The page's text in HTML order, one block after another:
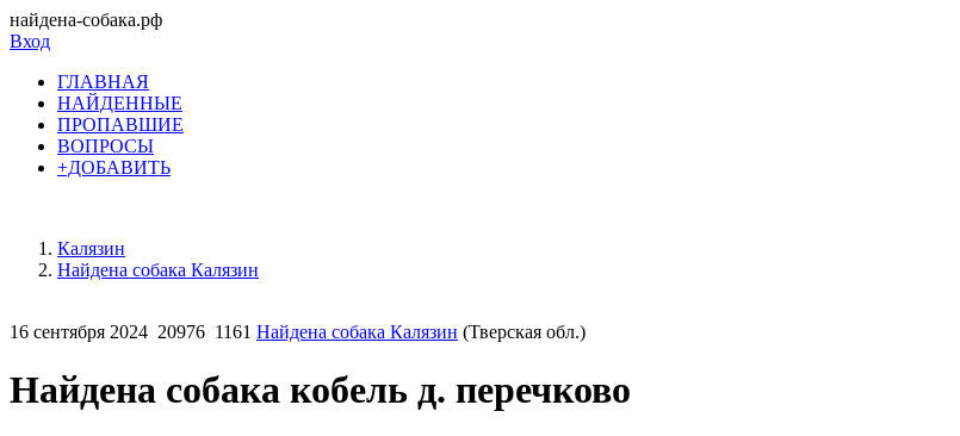
найдена-собака.рф
Вход
ГЛАВНАЯ
НАЙДЕННЫЕ
ПРОПАВШИЕ
ВОПРОСЫ
+ДОБАВИТЬ
Калязин
Найдена собака Калязин
16 сентября 2024 20976 1161 Найдена собака Калязин (Тверская обл.)
Найдена собака кобель д. перечково